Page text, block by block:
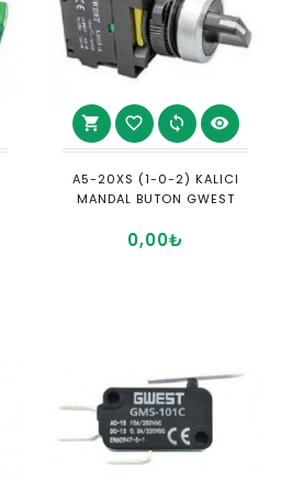
shopping_cart favorite_border sync visibility
A5-20XS (1-0-2) KALICI
MANDAL BUTON GWEST
0,00₺